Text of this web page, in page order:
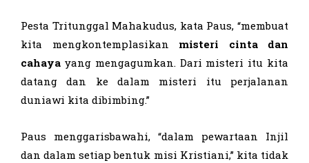
Pesta Tritunggal Mahakudus, kata Paus, “membuat
kita mengkontemplasikan misteri cinta dan
cahaya yang mengagumkan. Dari misteri itu kita
datang dan ke dalam misteri itu perjalanan
duniawi kita dibimbing.”
Paus menggarisbawahi, “dalam pewartaan Injil
dan dalam setiap bentuk misi Kristiani,” kita tidak